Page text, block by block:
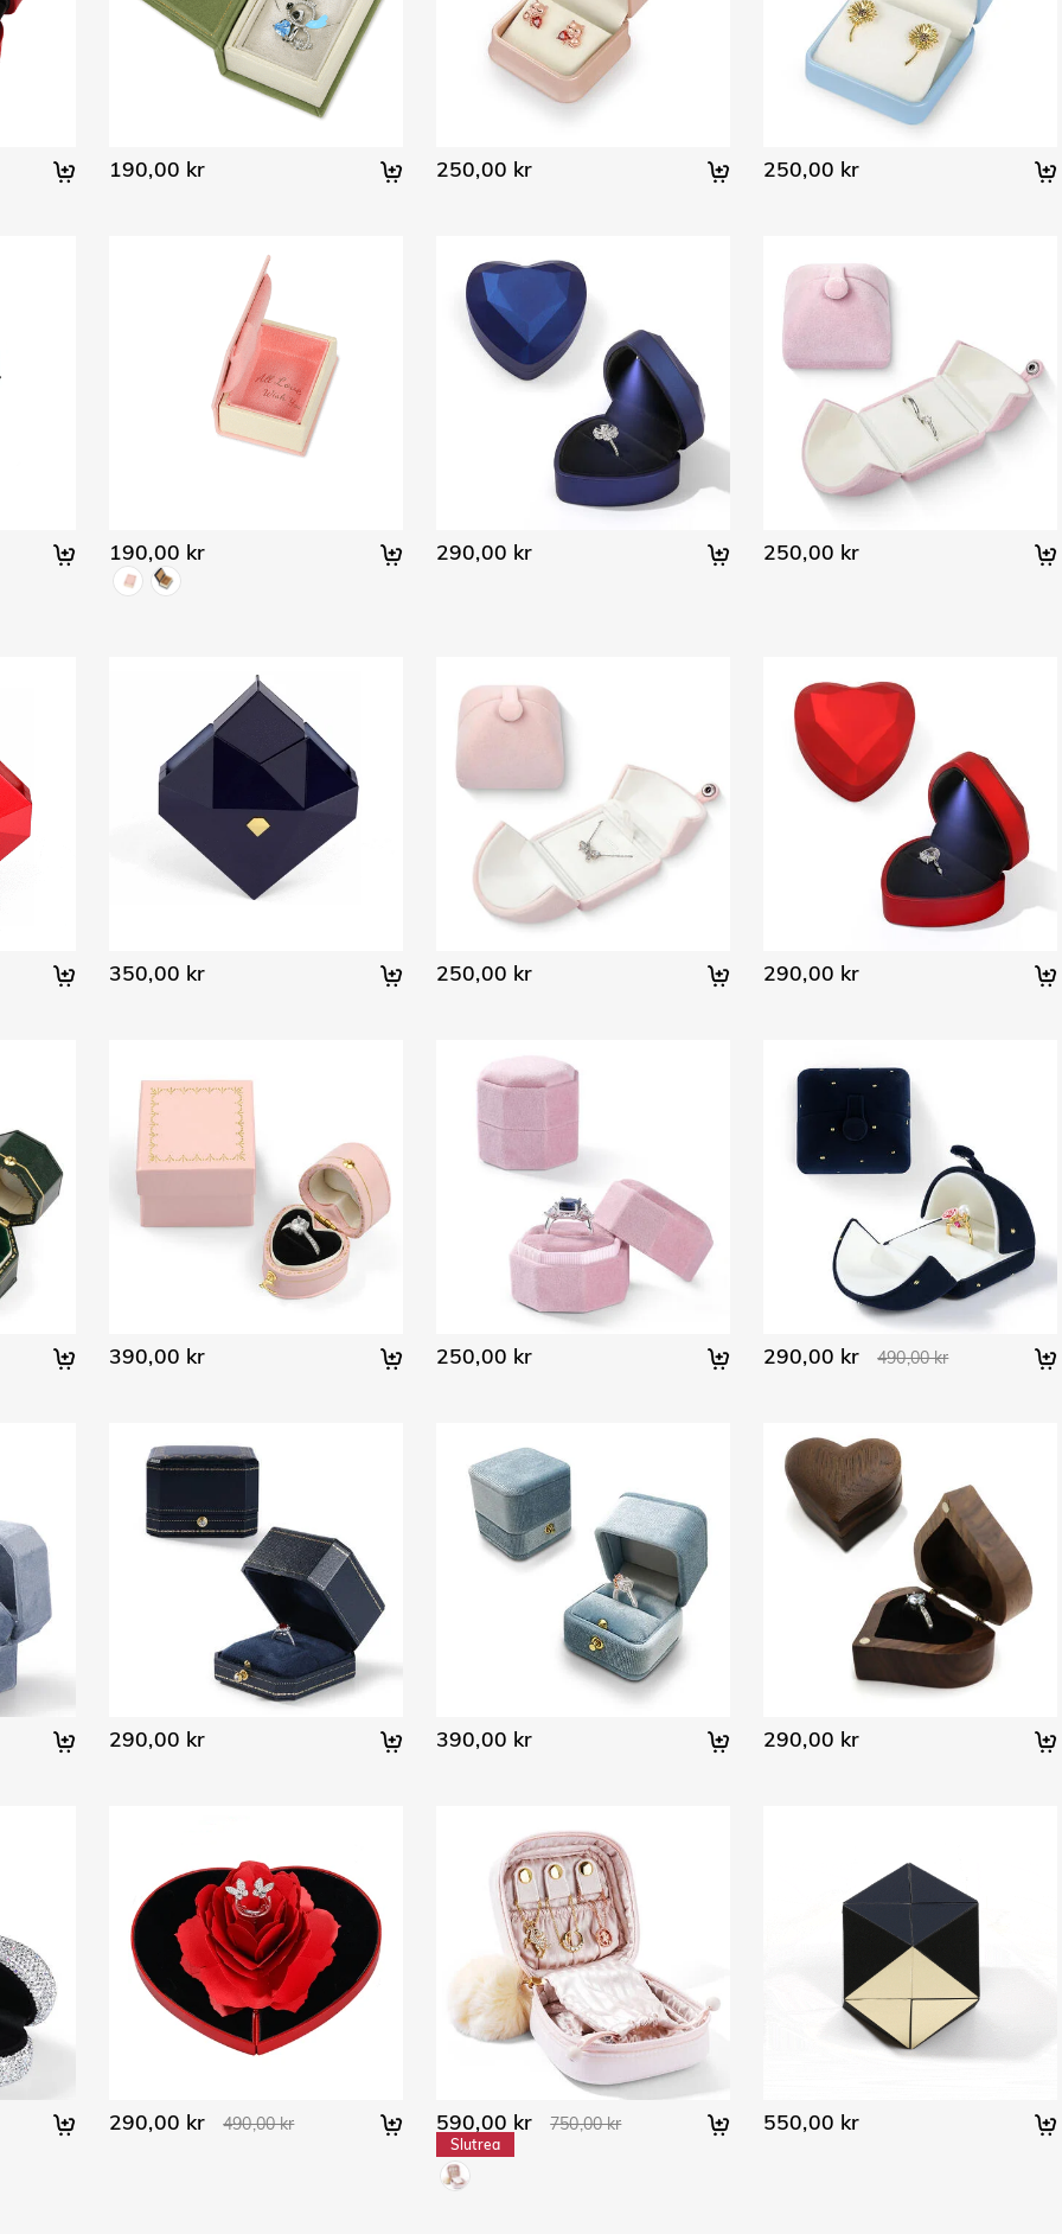
190,00 kr 250,00 kr 250,00 kr
190,00 kr 290,00 kr 250,00 kr
350,00 kr 250,00 kr 290,00 kr
390,00 kr 250,00 kr 290,00 kr 490,00 kr
290,00 kr 390,00 kr 290,00 kr
290,00 kr 490,00 kr 590,00 kr 750,00 kr
Slutrea
550,00 kr